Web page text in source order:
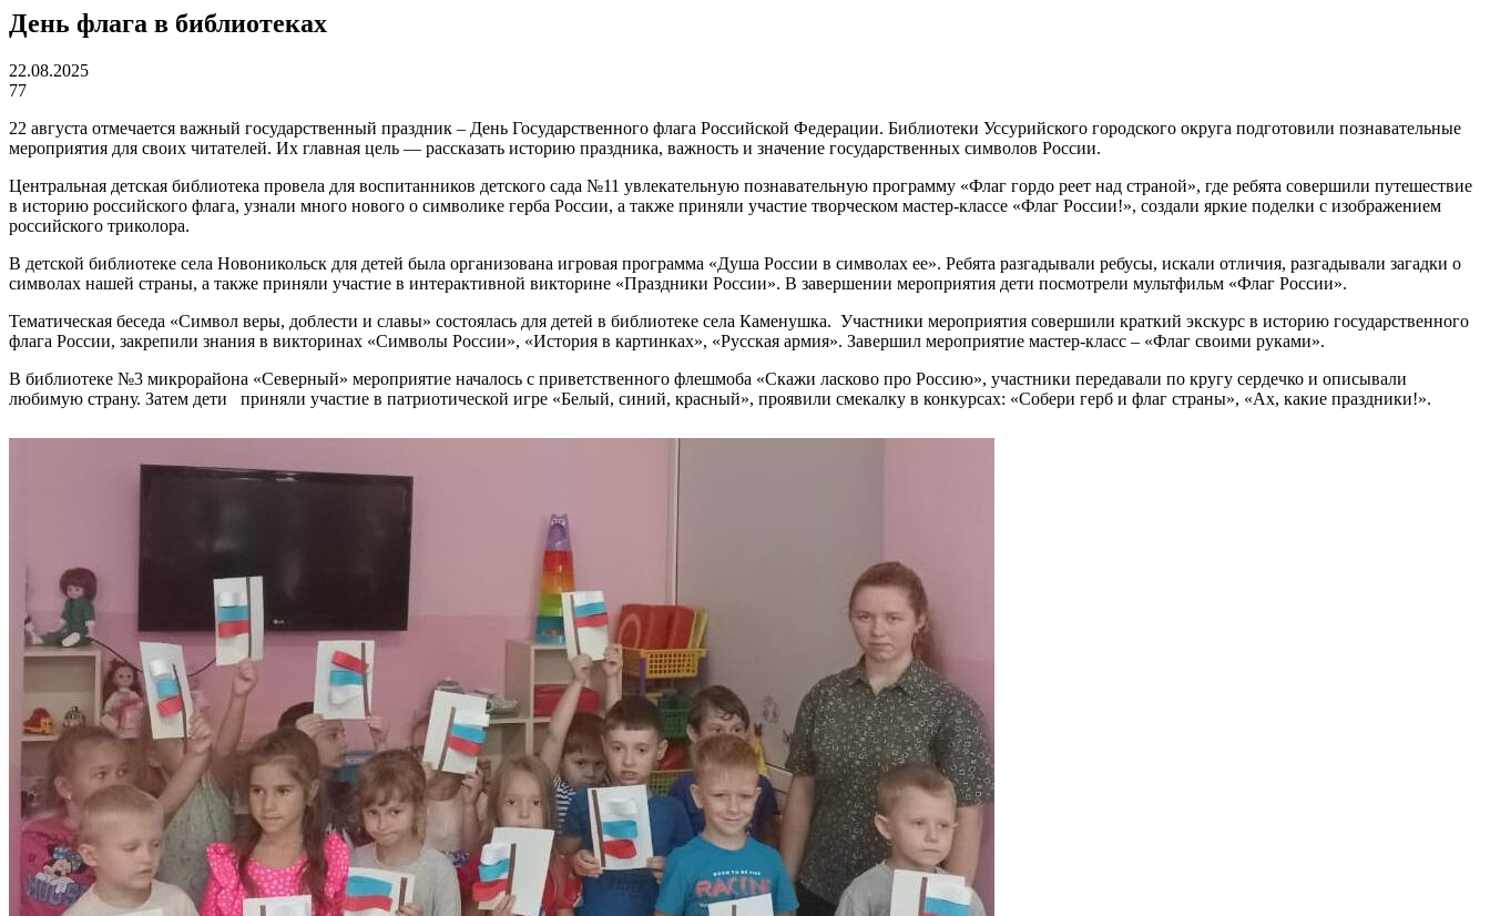
День флага в библиотеках
22.08.2025
77
22 августа отмечается важный государственный праздник – День Государственного флага Российской Федерации. Библиотеки Уссурийского городского округа подготовили познавательные
мероприятия для своих читателей. Их главная цель — рассказать историю праздника, важность и значение государственных символов России.
Центральная детская библиотека провела для воспитанников детского сада №11 увлекательную познавательную программу «Флаг гордо реет над страной», где ребята совершили путешествие
в историю российского флага, узнали много нового о символике герба России, а также приняли участие творческом мастер-классе «Флаг России!», создали яркие поделки с изображением
российского триколора.
В детской библиотеке села Новоникольск для детей была организована игровая программа «Душа России в символах ее». Ребята разгадывали ребусы, искали отличия, разгадывали загадки о
символах нашей страны, а также приняли участие в интерактивной викторине «Праздники России». В завершении мероприятия дети посмотрели мультфильм «Флаг России».
Тематическая беседа «Символ веры, доблести и славы» состоялась для детей в библиотеке села Каменушка. Участники мероприятия совершили краткий экскурс в историю государственного
флага России, закрепили знания в викторинах «Символы России», «История в картинках», «Русская армия». Завершил мероприятие мастер-класс – «Флаг своими руками».
В библиотеке №3 микрорайона «Северный» мероприятие началось с приветственного флешмоба «Скажи ласково про Россию», участники передавали по кругу сердечко и описывали
любимую страну. Затем дети приняли участие в патриотической игре «Белый, синий, красный», проявили смекалку в конкурсах: «Собери герб и флаг страны», «Ах, какие праздники!».